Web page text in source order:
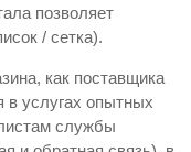
позволяет
/ сетка).
как поставщика
в услугах опытных
службы